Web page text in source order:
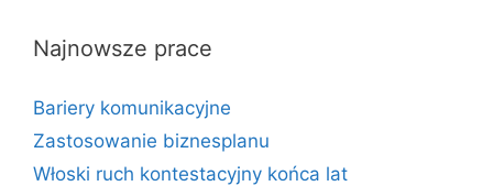
Najnowsze prace
Bariery komunikacyjne
Zastosowanie biznesplanu
Włoski ruch kontestacyjny końca lat